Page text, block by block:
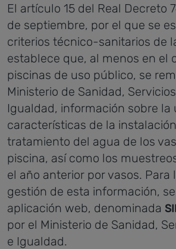
El artículo 15 del Real Decreto
de septiembre, por el que se
criterios técnico-sanitarios de
establece que, al menos en el
piscinas de uso público, se
Ministerio de Sanidad,
Igualdad, información sobre la
características de la
tratamiento del agua de los
piscina, así como los
el año anterior por vasos. Para
gestión de esta información,
aplicación web, denominada
por el Ministerio de Sanidad,
e Igualdad.